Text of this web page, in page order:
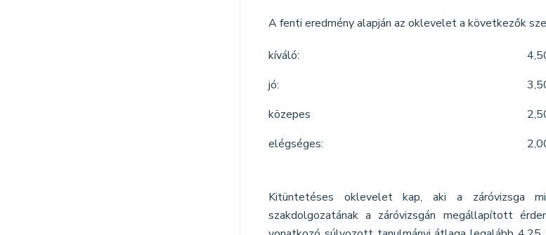
A fenti eredmény alapján az oklevelet a következők
kíváló:
jó:
közepes
elégséges:
Kitüntetéses oklevelet kap, aki a záróvizsga
szakdolgozatának a záróvizsgán megállapított